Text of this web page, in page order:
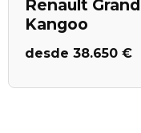
Renault Grand
Kangoo
desde 38.650 €